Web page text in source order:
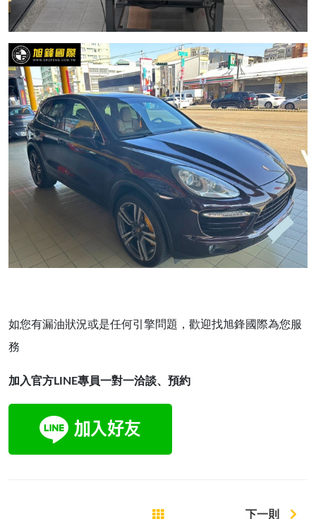
如您有漏油狀況或是任何引擎問題，歡迎找旭鋒國際為您服
務
加入官方LINE專員一對一洽談、預約
下一則